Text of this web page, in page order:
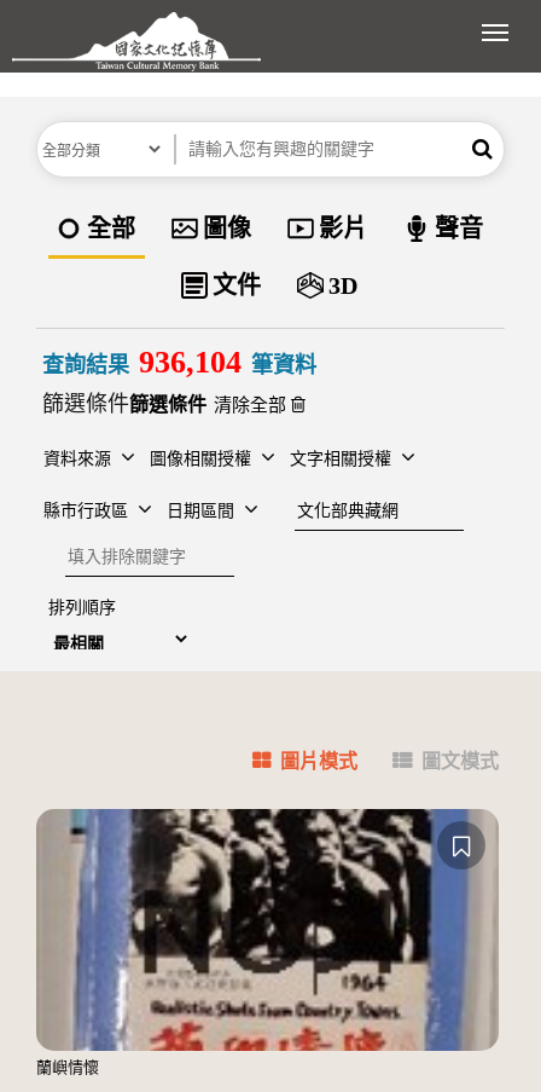
跳到主要內容區塊
展
分類 關鍵字 搜尋
資料類型
全部 圖像 影片 聲音
文件 3D
查詢結果 936,104 筆資料
篩選條件
清除全部
資料來源 圖像相關授權 文字相關授權
縣市行政區 日期區間
建檔單位
排除關鍵字
排列順序
圖片模式 圖文模式
蘭嶼情懷